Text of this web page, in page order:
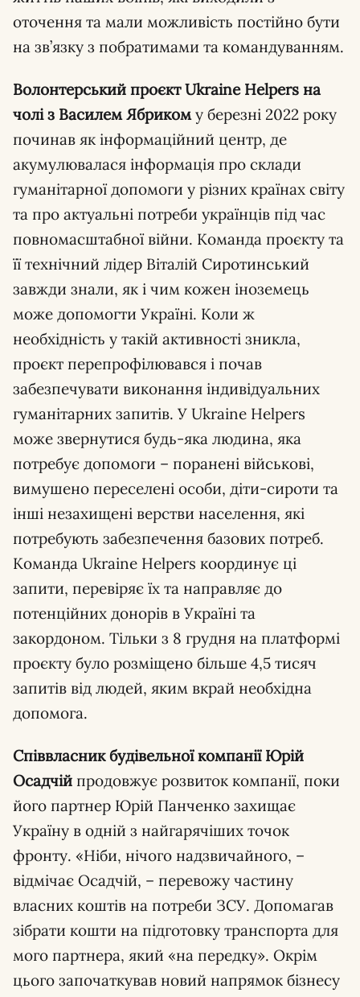
оточення та мали можливість постійно бути
на зв’язку з побратимами та командуванням.
Волонтерський проєкт Ukraine Helpers на
чолі з Василем Ябрикому березні 2022 року
починав як інформаційний центр, де
акумулювалася інформація про склади
гуманітарної допомоги у різних країнах світу
та про актуальні потреби українців під час
повномасштабної війни. Команда проєкту та
її технічний лідер Віталій Сиротинський
завжди знали, як і чим кожен іноземець
може допомогти Україні. Коли ж
необхідність у такій активності зникла,
проєкт перепрофілювався і почав
забезпечувати виконання індивідуальних
гуманітарних запитів. У Ukraine Helpers
може звернутися будь-яка людина, яка
потребує допомоги – поранені військові,
вимушено переселені особи, діти-сироти та
інші незахищені верстви населення, які
потребують забезпечення базових потреб.
Команда Ukraine Helpers координує ці
запити, перевіряє їх та направляє до
потенційних донорів в Україні та
закордоном. Тільки з 8 грудня на платформі
проєкту було розміщено більше 4,5 тисяч
запитів від людей, яким вкрай необхідна
допомога.
Співвласник будівельної компанії Юрій
Осадчій продовжує розвиток компанії, поки
його партнер Юрій Панченко захищає
Україну в одній з найгарячіших точок
фронту. «Ніби, нічого надзвичайного, –
відмічає Осадчій, – перевожу частину
власних коштів на потреби ЗСУ. Допомагав
зібрати кошти на підготовку транспорта для
мого партнера, який «на передку». Окрім
цього започаткував новий напрямок бізнесу